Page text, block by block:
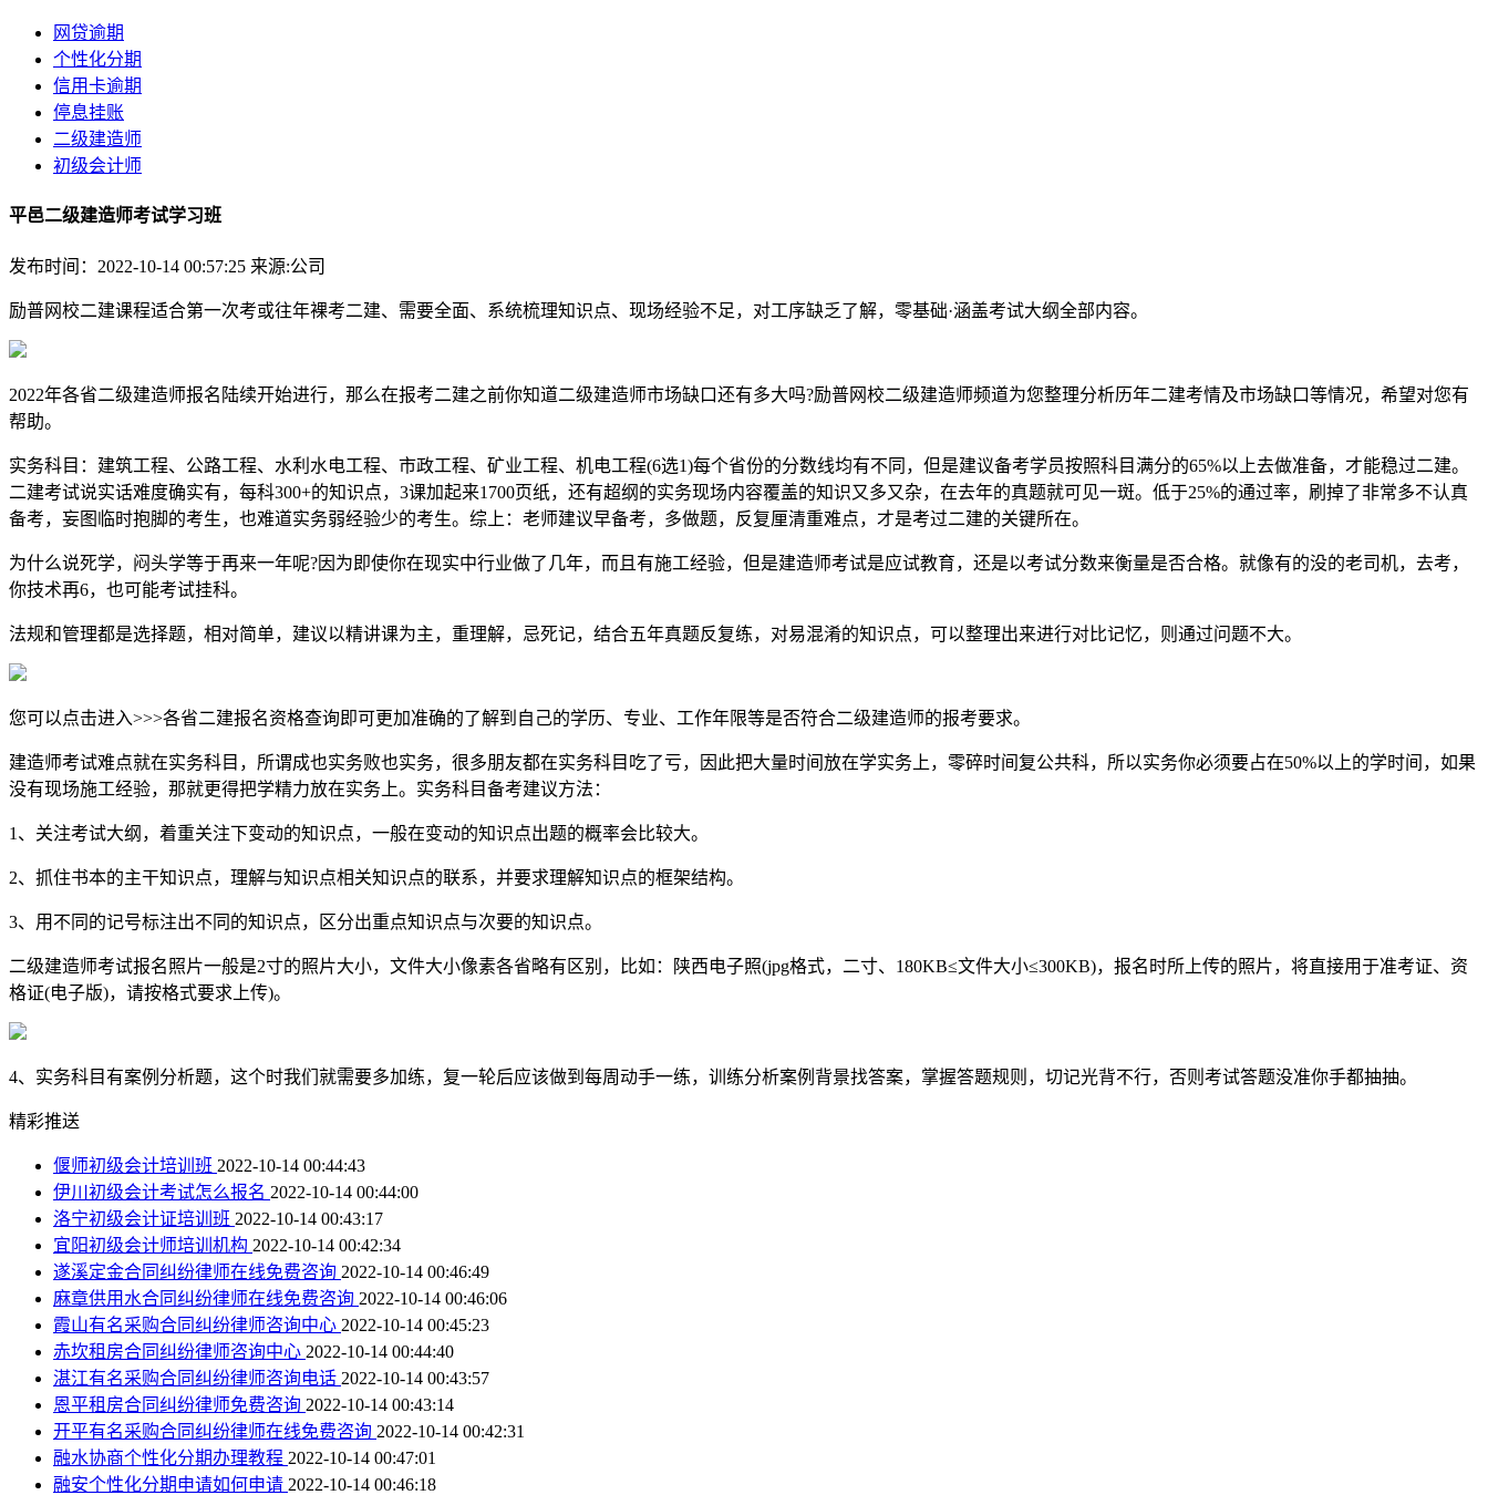
网贷逾期
个性化分期
信用卡逾期
停息挂账
二级建造师
初级会计师
平邑二级建造师考试学习班
发布时间：2022-10-14 00:57:25 来源:公司
励普网校二建课程适合第一次考或往年裸考二建、需要全面、系统梳理知识点、现场经验不足，对工序缺乏了解，零基础·涵盖考试大纲全部内容。
2022年各省二级建造师报名陆续开始进行，那么在报考二建之前你知道二级建造师市场缺口还有多大吗?励普网校二级建造师频道为您整理分析历年二建考情及市场缺口等情况，希望对您有
帮助。
实务科目：建筑工程、公路工程、水利水电工程、市政工程、矿业工程、机电工程(6选1)每个省份的分数线均有不同，但是建议备考学员按照科目满分的65%以上去做准备，才能稳过二建。
二建考试说实话难度确实有，每科300+的知识点，3课加起来1700页纸，还有超纲的实务现场内容覆盖的知识又多又杂，在去年的真题就可见一斑。低于25%的通过率，刷掉了非常多不认真
备考，妄图临时抱脚的考生，也难道实务弱经验少的考生。综上：老师建议早备考，多做题，反复厘清重难点，才是考过二建的关键所在。
为什么说死学，闷头学等于再来一年呢?因为即使你在现实中行业做了几年，而且有施工经验，但是建造师考试是应试教育，还是以考试分数来衡量是否合格。就像有的没的老司机，去考，
你技术再6，也可能考试挂科。
法规和管理都是选择题，相对简单，建议以精讲课为主，重理解，忌死记，结合五年真题反复练，对易混淆的知识点，可以整理出来进行对比记忆，则通过问题不大。
您可以点击进入>>>各省二建报名资格查询即可更加准确的了解到自己的学历、专业、工作年限等是否符合二级建造师的报考要求。
建造师考试难点就在实务科目，所谓成也实务败也实务，很多朋友都在实务科目吃了亏，因此把大量时间放在学实务上，零碎时间复公共科，所以实务你必须要占在50%以上的学时间，如果
没有现场施工经验，那就更得把学精力放在实务上。实务科目备考建议方法：
1、关注考试大纲，着重关注下变动的知识点，一般在变动的知识点出题的概率会比较大。
2、抓住书本的主干知识点，理解与知识点相关知识点的联系，并要求理解知识点的框架结构。
3、用不同的记号标注出不同的知识点，区分出重点知识点与次要的知识点。
二级建造师考试报名照片一般是2寸的照片大小，文件大小像素各省略有区别，比如：陕西电子照(jpg格式，二寸、180KB≤文件大小≤300KB)，报名时所上传的照片，将直接用于准考证、资
格证(电子版)，请按格式要求上传)。
4、实务科目有案例分析题，这个时我们就需要多加练，复一轮后应该做到每周动手一练，训练分析案例背景找答案，掌握答题规则，切记光背不行，否则考试答题没准你手都抽抽。
精彩推送
偃师初级会计培训班 2022-10-14 00:44:43
伊川初级会计考试怎么报名 2022-10-14 00:44:00
洛宁初级会计证培训班 2022-10-14 00:43:17
宜阳初级会计师培训机构 2022-10-14 00:42:34
遂溪定金合同纠纷律师在线免费咨询 2022-10-14 00:46:49
麻章供用水合同纠纷律师在线免费咨询 2022-10-14 00:46:06
霞山有名采购合同纠纷律师咨询中心 2022-10-14 00:45:23
赤坎租房合同纠纷律师咨询中心 2022-10-14 00:44:40
湛江有名采购合同纠纷律师咨询电话 2022-10-14 00:43:57
恩平租房合同纠纷律师免费咨询 2022-10-14 00:43:14
开平有名采购合同纠纷律师在线免费咨询 2022-10-14 00:42:31
融水协商个性化分期办理教程 2022-10-14 00:47:01
融安个性化分期申请如何申请 2022-10-14 00:46:18